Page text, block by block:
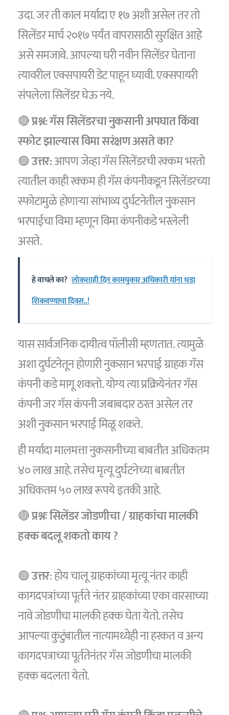
उदा. जर ती काल मर्यादा ए १७ अशी असेल तर तो
सिलेंडर मार्च २०१७ पर्यंत वापरासाठी सुरक्षित आहे
असे समजावे. आपल्या घरी नवीन सिलेंडर घेताना
त्यावरील एक्सपायरी डेट पाहून घ्यावी. एक्सपायरी
संपलेला सिलेंडर घेऊ नये.
🔴प्रश्न: गॅस सिलेंडरचा नुकसानी अपघात किंवा
स्फोट झाल्यास विमा सरंक्षण असते का?
🟢उत्तर:आपण जेव्हा गॅस सिलेंडरची रक्कम भरतो
त्यातील काही रक्कम ही गॅस कंपनीकडून सिलेंडरच्या
स्फोटामुळे होणाऱ्या सांभाव्य दुर्घटनेतील नुकसान
भरपाईचा विमा म्हणून विमा कंपनीकडे भरलेली
असते.
हे वाचले का? लोकशाही दिन कामचुकार अधिकारी यांना धडा
शिकवण्याचा दिवस..!
यास सार्वजनिक दायीत्व पॉलीसी म्हणतात. त्यामुळे
अशा दुर्घटनेतून होणारी नुकसान भरपाई ग्राहक गॅस
कंपनी कडे मागू शकतो. योग्य त्या प्रक्रियेनंतर गॅस
कंपनी जर गॅस कंपनी जबाबदार ठरत असेल तर
अशी नुकसान भरपाई मिळू शकते.
ही मर्यादा मालमत्ता नुकसानीच्या बाबतीत अधिकतम
४० लाख आहे. तसेच मृत्यू दुर्घटनेच्या बाबतीत
अधिकतम ५० लाख रूपये इतकी आहे.
🔴प्रश्नः सिलेंडर जोडणीचा / ग्राहकांचा मालकी
हक्क बदलू शकतो काय ?
🟢उत्तर: होय चालू ग्राहकांच्या मृत्यू नंतर काही
कागदपत्रांच्या पूर्तते नंतर ग्राहकांच्या एका वारसाच्या
नावे जोडणीचा मालकी हक्क घेता येतो. तसेच
आपल्या कुटुंबातील नात्यामध्येही ना हरकत व अन्य
कागदपत्राच्या पूर्ततेनंतर गॅस जोडणीचा मालकी
हक्क बदलता येतो.